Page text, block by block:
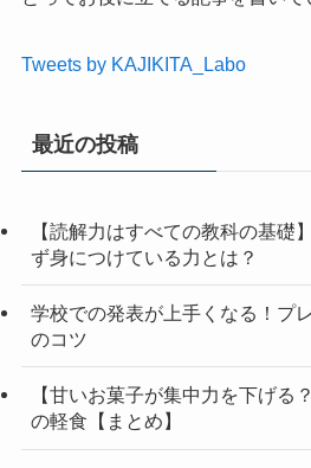
Tweets by KAJIKITA_Labo
最近の投稿
【読解力はすべての教科の基礎
ず身につけている力とは？
学校での発表が上手くなる！プ
のコツ
【甘いお菓子が集中力を下げる
の軽食【まとめ】